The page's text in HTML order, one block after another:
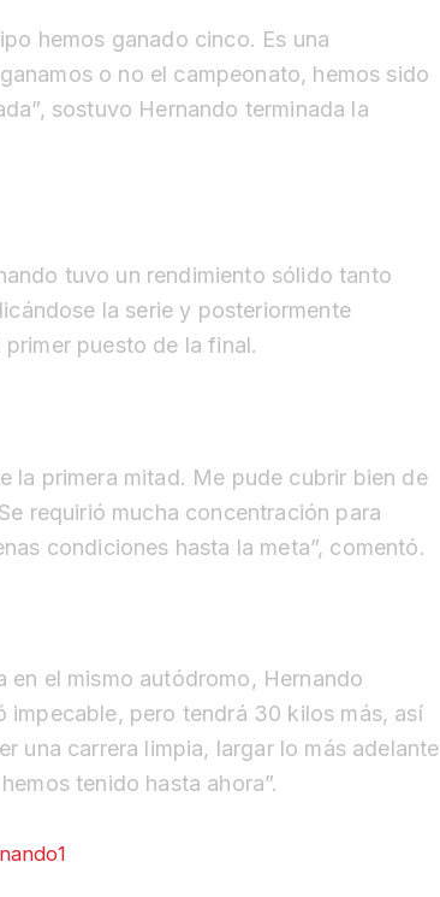
hemos ganado cinco. Es una
o no el campeonato, hemos sido
sostuvo Hernando terminada la
tuvo un rendimiento sólido tanto
la serie y posteriormente
puesto de la final.
la primera mitad. Me pude cubrir bien de
requirió mucha concentración para
condiciones hasta la meta”, comentó.
en el mismo autódromo, Hernando
impecable, pero tendrá 30 kilos más, así
una carrera limpia, largar lo más adelante
tenido hasta ahora”.